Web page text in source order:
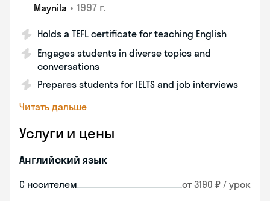
Maynila • 1997 г.
Holds a TEFL certificate for teaching English
Engages students in diverse topics and
conversations
Prepares students for IELTS and job interviews
Читать дальше
Услуги и цены
Английский язык
С носителем от 3190 ₽ / урок